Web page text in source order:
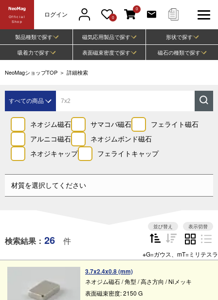
Official
Shop
ログイン 0
0
製品種類で探す 磁気応用製品で探す
形状で探す
吸着力で探す
表面磁束密度で探す 磁石の種類で探す
NeoMagショップTOP ＞ 詳細検索
すべての商品
ネオジム磁石
サマコバ磁石
フェライト磁石
アルニコ磁石
ネオジムボンド
磁石
ネオジキャップ
ネオジム磁石 サマコバ磁石
フェライト磁石
アルニコ磁石
ネオジムボンド磁石
ネオジキャップ
フェライトキャップ
材質を選択してください
検索結果： 26 件
並び替え 表示切替
※G=ガウス、mT=ミリテスラ
3.7x2.4x0.8 (mm)
ネオジム磁石/角型 /高さ方向 / Niメッキ
表面磁束密度:2150 G